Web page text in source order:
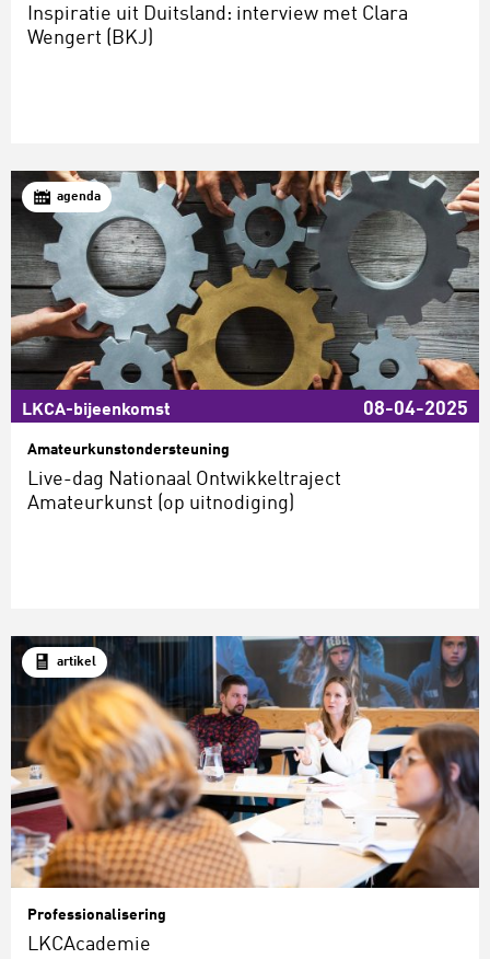
Inspiratie uit Duitsland: interview met Clara
Wengert (BKJ)
agenda
LKCA-bijeenkomst 08-04-2025
Amateurkunstondersteuning
Live-dag Nationaal Ontwikkeltraject
Amateurkunst (op uitnodiging)
artikel
Professionalisering
LKCAcademie